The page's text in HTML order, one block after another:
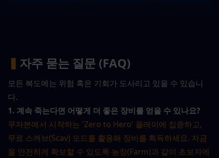
▍ 자주 묻는 질문 (FAQ)
모든 복도에는 위험 혹은 기회가 도사리고 있을 수 있습니
다.
1. 계속 죽는다면 어떻게 더 좋은 장비를 얻을 수 있나요?
무자본에서 시작하는 'Zero to Hero' 플레이에 집중하고,
무료 스캐브(Scav) 모드를 활용해 장비를 획득하세요. 자금
을 안전하게 확보할 수 있도록 농장(Farm)과 같이 초보자에